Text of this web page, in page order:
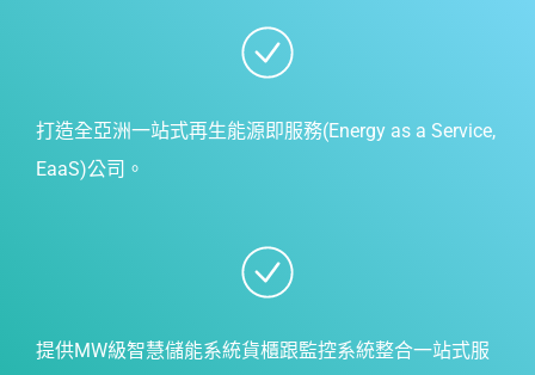
打造全亞洲一站式再生能源即服務(Energy as a Service,
EaaS)公司。
提供MW級智慧儲能系統貨櫃跟監控系統整合一站式服